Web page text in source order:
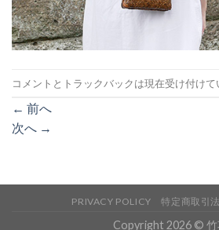
コメントとトラックバックは現在受け付けて
← 前へ
次へ →
PRIVACY POLICY 特定商取引
Copyright 2026 © 竹